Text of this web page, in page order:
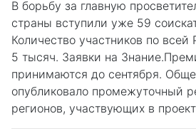
В борьбу за главную
страны вступили уже 59
Количество участников по
5 тысяч. Заявки на
принимаются до сентября.
опубликовало промежуточный
регионов, участвующих в